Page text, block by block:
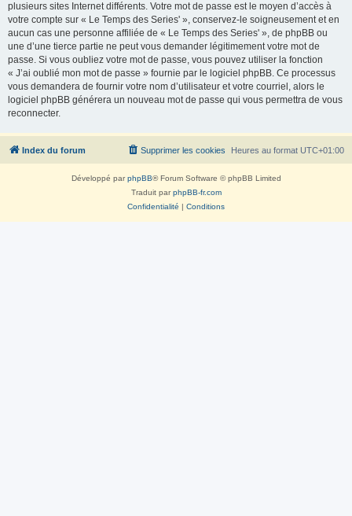
plusieurs sites Internet différents. Votre mot de passe est le moyen d’accès à
votre compte sur « Le Temps des Series' », conservez-le soigneusement et en
aucun cas une personne affiliée de « Le Temps des Series' », de phpBB ou
une d’une tierce partie ne peut vous demander légitimement votre mot de
passe. Si vous oubliez votre mot de passe, vous pouvez utiliser la fonction
« J’ai oublié mon mot de passe » fournie par le logiciel phpBB. Ce processus
vous demandera de fournir votre nom d’utilisateur et votre courriel, alors le
logiciel phpBB générera un nouveau mot de passe qui vous permettra de vous
reconnecter.
Index du forum Heures au format UTC+01:00
Supprimer les cookies
Développé parphpBB® Forum Software © phpBB Limited
Traduit parphpBB-fr.com
Confidentialité | Conditions